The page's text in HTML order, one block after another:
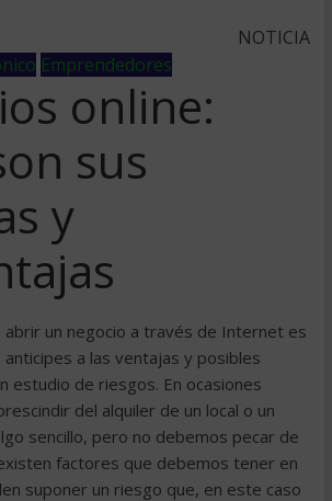
NOTICIA
Emprendedores
online:
sus
y
abrir un negocio a través de Internet es
a las ventajas y posibles
estudio de riesgos. En ocasiones
del alquiler de un local o un
sencillo, pero no debemos pecar de
factores que debemos tener en
suponer un riesgo que, en este caso